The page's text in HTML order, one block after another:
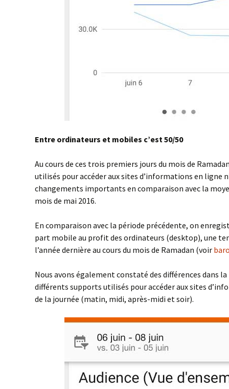
Entre ordinateurs et mobiles c’est 50/50
Au cours de ces trois premiers jours du mois de
utilisés pour accéder aux sites d’informations en ligne
changements importants en comparaison avec la
mois de mai 2016.
En comparaison avec la période précédente, on
part mobile au profit des ordinateurs (desktop), une
l’année dernière au cours du mois de Ramadan (voir
Nous avons également constaté des différences dans
différents supports utilisés pour accéder aux sites
de la journée (matin, midi, après-midi et soir).